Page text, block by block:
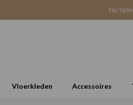
Nu
Vloerkleden Accessoires